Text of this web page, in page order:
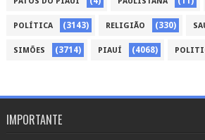
POLÍTICA (3143) RELIGIÃO (330)
SIMÕES (3714) PIAUÍ (4068)
IMPORTANTE